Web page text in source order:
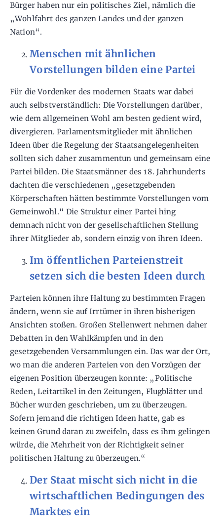
Bürger haben nur ein politisches Ziel, nämlich die
„Wohlfahrt des ganzen Landes und der ganzen
Nation“.
Menschen mit ähnlichen
Vorstellungen bilden eine Partei
Für die Vordenker des modernen Staats war dabei
auch selbstverständlich: Die Vorstellungen darüber,
wie dem allgemeinen Wohl am besten gedient wird,
divergieren. Parlamentsmitglieder mit ähnlichen
Ideen über die Regelung der Staatsangelegenheiten
sollten sich daher zusammentun und gemeinsam eine
Partei bilden. Die Staatsmänner des 18. Jahrhunderts
dachten die verschiedenen „gesetzgebenden
Körperschaften hätten bestimmte Vorstellungen vom
Gemeinwohl.“ Die Struktur einer Partei hing
demnach nicht von der gesellschaftlichen Stellung
ihrer Mitglieder ab, sondern einzig von ihren Ideen.
Im öffentlichen Parteienstreit
setzen sich die besten Ideen durch
Parteien können ihre Haltung zu bestimmten Fragen
ändern, wenn sie auf Irrtümer in ihren bisherigen
Ansichten stoßen. Großen Stellenwert nehmen daher
Debatten in den Wahlkämpfen und in den
gesetzgebenden Versammlungen ein. Das war der Ort,
wo man die anderen Parteien von den Vorzügen der
eigenen Position überzeugen konnte: „Politische
Reden, Leitartikel in den Zeitungen, Flugblätter und
Bücher wurden geschrieben, um zu überzeugen.
Sofern jemand die richtigen Ideen hatte, gab es
keinen Grund daran zu zweifeln, dass es ihm gelingen
würde, die Mehrheit von der Richtigkeit seiner
politischen Haltung zu überzeugen.“
Der Staat mischt sich nicht in die
wirtschaftlichen Bedingungen des
Marktes ein